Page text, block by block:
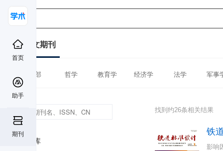
首页
助手
期刊
中文期刊
全部 哲学 教育学 经济学 法学 军事
数据库
找到约26条相关结果
铁
影响